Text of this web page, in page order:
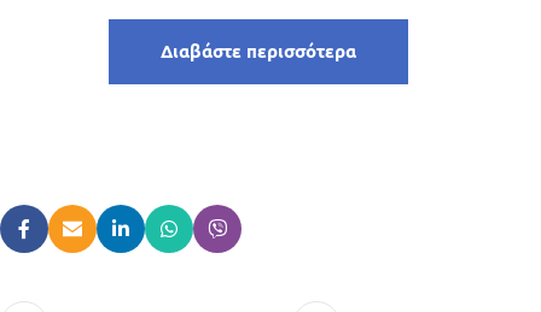
Διαβάστε περισσότερα